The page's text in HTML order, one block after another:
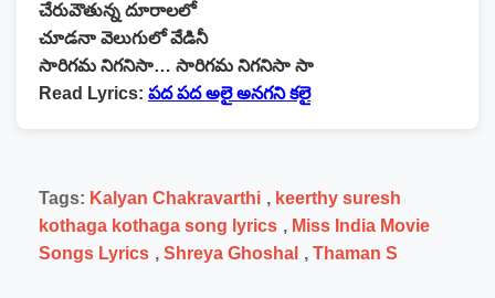
చేరువౌతున్న దూరాలలో
చూడనా వెలుగులో వేడినీ
సారిగమ నిగనిసా… సారిగమ నిగనిసా సా
Read Lyrics: పద పద అలై అనగని కలై
Tags: Kalyan Chakravarthi , keerthy suresh
kothaga kothaga song lyrics , Miss India Movie
Songs Lyrics , Shreya Ghoshal , Thaman S